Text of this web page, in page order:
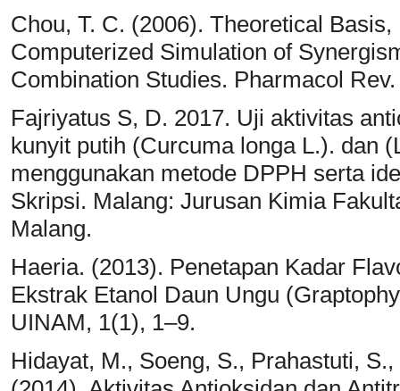
Chou, T. C. (2006). Theoretical
Computerized Simulation of
Combination Studies. Pharmacol
Fajriyatus S, D. 2017. Uji aktivitas
kunyit putih (Curcuma longa L.). dan
menggunakan metode DPPH serta
Skripsi. Malang: Jurusan Kimia
Malang.
Haeria. (2013). Penetapan Kadar
Ekstrak Etanol Daun Ungu
UINAM, 1(1), 1–9.
Hidayat, M., Soeng, S., Prahastuti,